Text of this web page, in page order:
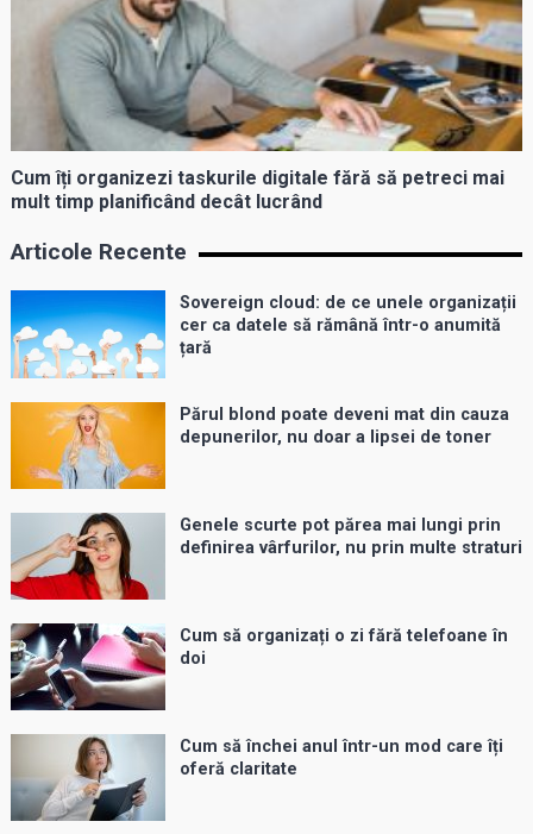
Cum îți organizezi taskurile digitale fără să petreci mai
mult timp planificând decât lucrând
Articole Recente
Sovereign cloud: de ce unele organizații
cer ca datele să rămână într-o anumită
țară
Părul blond poate deveni mat din cauza
depunerilor, nu doar a lipsei de toner
Genele scurte pot părea mai lungi prin
definirea vârfurilor, nu prin multe straturi
Cum să organizați o zi fără telefoane în
doi
Cum să închei anul într-un mod care îți
oferă claritate